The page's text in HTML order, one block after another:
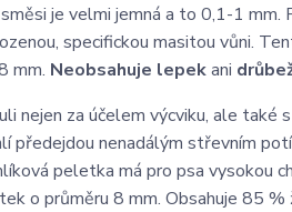
je velmi jemná a to 0,1-1 mm.
specifickou masitou vůni.
mm. Neobsahuje lepekani
nejen za účelem výcviku, ale také
předejdou nenadálým střevním
peletka má pro psa vysokou
o průměru 8 mm. Obsahuje 85